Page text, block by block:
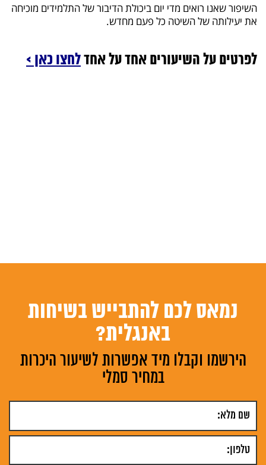
השיפור שאנו רואים מדי יום ביכולת הדיבור של התלמידים מוכיחה
את יעילותה של השיטה כל פעם מחדש.
לפרטים על השיעורים אחד על אחדלחצו כאן >
נמאס לכם להתבייש בשיחות
באנגלית?
הירשמו וקבלו מיד אפשרות לשיעור היכרות
במחיר סמלי